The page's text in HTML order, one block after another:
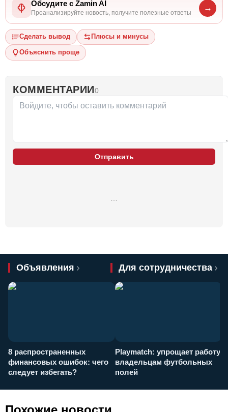
Обсудите с Zamin AI
Проанализируйте новость, получите полезные ответы
→
Сделать вывод Плюсы и минусы
Объяснить проще
КОММЕНТАРИИ0
Отправить
Объявления Для сотрудничества
8 распространенных
финансовых ошибок: чего
следует избегать?
Playmatch: упрощает работу
владельцам футбольных
полей